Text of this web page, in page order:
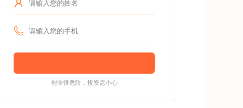
创业很危险，投资需小心